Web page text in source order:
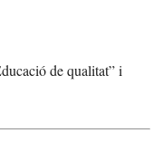
de qualitat” i